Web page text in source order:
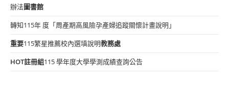
辦法圖書館
轉知115年 度「周產期高風險孕產婦追蹤關懷計畫說明」
重要115繁星推薦校內選填說明教務處
HOT註冊組115 學年度大學學測成績查詢公告